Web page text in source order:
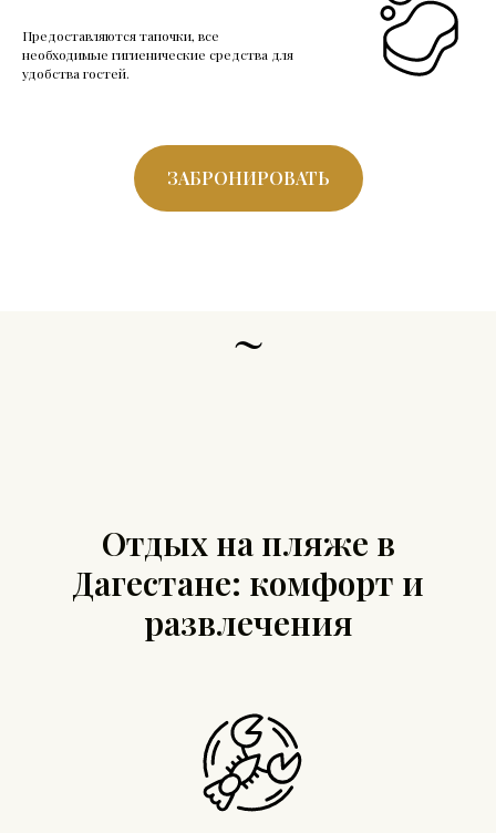
Предоставляются тапочки, все
необходимые гигиенические средства для
удобства гостей.
ЗАБРОНИРОВАТЬ
~
Отдых на пляже в
Дагестане: комфорт и
развлечения